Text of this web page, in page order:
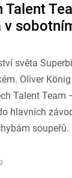
Talent
v
světa
Oliver
Talent Team
hlavních
soupeřů.